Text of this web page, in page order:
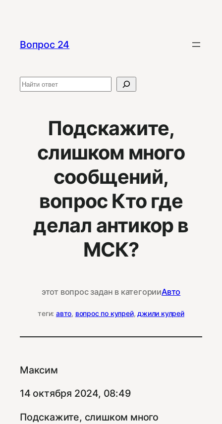
содержимому
Вопрос 24
Поиск
Подскажите,
слишком много
сообщений,
вопрос Кто где
делал антикор в
МСК?
этот вопрос задан в категорииАвто
теги: авто, вопрос по кулрей, джили кулрей
Максим
14 октября 2024, 08:49
Подскажите, слишком много